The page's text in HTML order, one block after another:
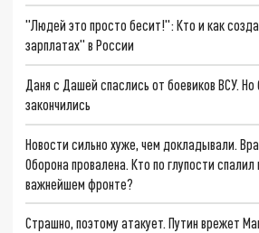
"Людей это просто бесит!": Кто и как
зарплатах" в России
Даня с Дашей спаслись от боевиков ВСУ.
закончились
Новости сильно хуже, чем докладывали.
Оборона провалена. Кто по глупости
важнейшем фронте?
Страшно, поэтому атакует. Путин врежет